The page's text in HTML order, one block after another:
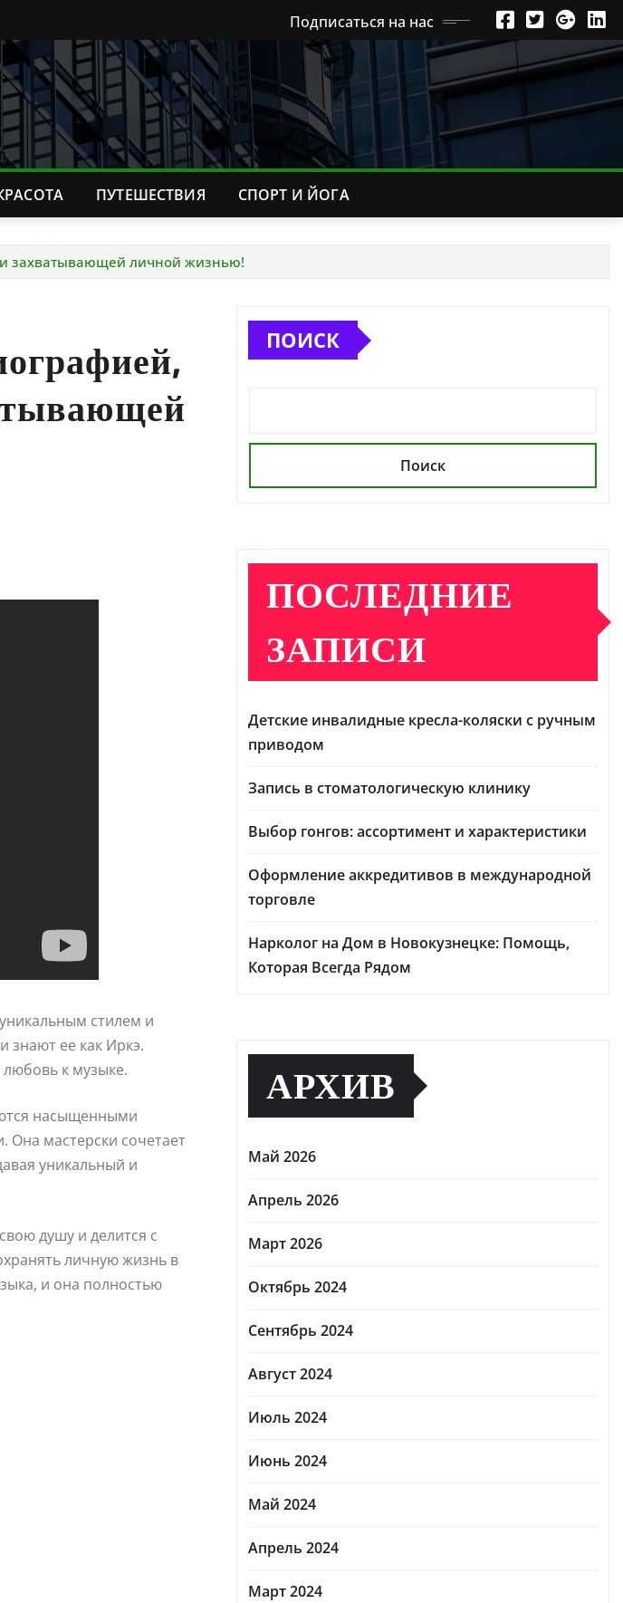
Подписаться на нас
ПУТЕШЕСТВИЯ СПОРТ И ЙОГА
захватывающей личной жизнью!
стилем и
ее как Иркэ.
к музыке.
насыщенными
мастерски сочетает
уникальный и
душу и делится с
личную жизнь в
и она полностью
ПОИСК
Поиск
ПОСЛЕДНИЕ
ЗАПИСИ
Детские инвалидные кресла-коляски с ручным
приводом
Запись в стоматологическую клинику
Выбор гонгов: ассортимент и характеристики
Оформление аккредитивов в международной
торговле
Нарколог на Дом в Новокузнецке: Помощь,
Которая Всегда Рядом
АРХИВ
Май 2026
Апрель 2026
Март 2026
Октябрь 2024
Сентябрь 2024
Август 2024
Июль 2024
Июнь 2024
Май 2024
Апрель 2024
Март 2024